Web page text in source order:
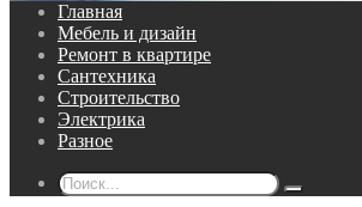
Главная
Мебель и дизайн
Ремонт в квартире
Сантехника
Строительство
Электрика
Разное
Поиск...